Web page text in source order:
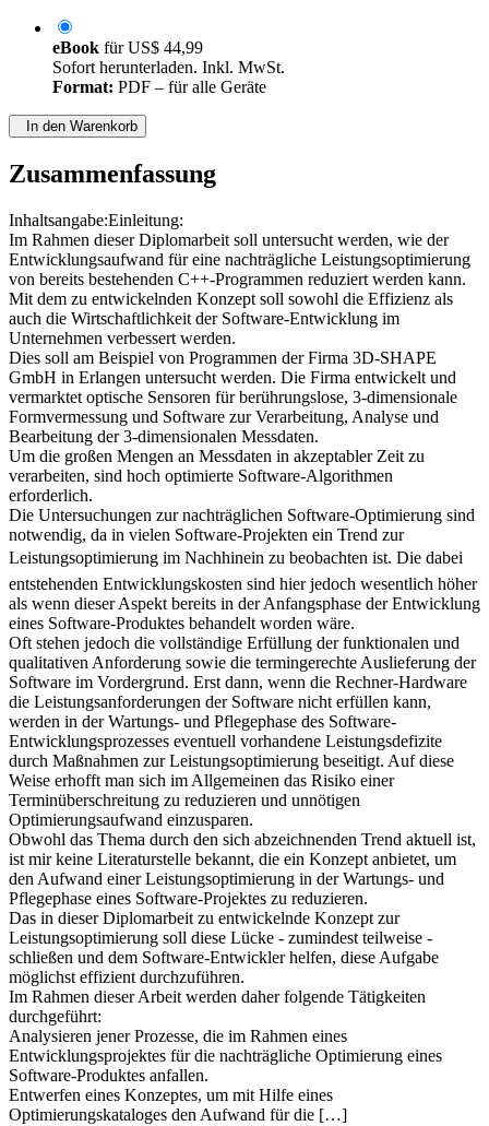
eBook fürUS$ 44,99
Sofort herunterladen. Inkl. MwSt.
Format: PDF – für alle Geräte
In den Warenkorb
Zusammenfassung
Inhaltsangabe:Einleitung:
Im Rahmen dieser Diplomarbeit soll untersucht werden, wie der
Entwicklungsaufwand für eine nachträgliche Leistungsoptimierung
von bereits bestehenden C++-Programmen reduziert werden kann.
Mit dem zu entwickelnden Konzept soll sowohl die Effizienz als
auch die Wirtschaftlichkeit der Software-Entwicklung im
Unternehmen verbessert werden.
Dies soll am Beispiel von Programmen der Firma 3D-SHAPE
GmbH in Erlangen untersucht werden. Die Firma entwickelt und
vermarktet optische Sensoren für berührungslose, 3-dimensionale
Formvermessung und Software zur Verarbeitung, Analyse und
Bearbeitung der 3-dimensionalen Messdaten.
Um die großen Mengen an Messdaten in akzeptabler Zeit zu
verarbeiten, sind hoch optimierte Software-Algorithmen
erforderlich.
Die Untersuchungen zur nachträglichen Software-Optimierung sind
notwendig, da in vielen Software-Projekten ein Trend zur
Leistungsoptimierung im Nachhinein zu beobachten ist. Die dabei
entstehenden Entwicklungskosten sind hier jedoch wesentlich höher
als wenn dieser Aspekt bereits in der Anfangsphase der Entwicklung
eines Software-Produktes behandelt worden wäre.
Oft stehen jedoch die vollständige Erfüllung der funktionalen und
qualitativen Anforderung sowie die termingerechte Auslieferung der
Software im Vordergrund. Erst dann, wenn die Rechner-Hardware
die Leistungsanforderungen der Software nicht erfüllen kann,
werden in der Wartungs- und Pflegephase des Software-
Entwicklungsprozesses eventuell vorhandene Leistungsdefizite
durch Maßnahmen zur Leistungsoptimierung beseitigt. Auf diese
Weise erhofft man sich im Allgemeinen das Risiko einer
Terminüberschreitung zu reduzieren und unnötigen
Optimierungsaufwand einzusparen.
Obwohl das Thema durch den sich abzeichnenden Trend aktuell ist,
ist mir keine Literaturstelle bekannt, die ein Konzept anbietet, um
den Aufwand einer Leistungsoptimierung in der Wartungs- und
Pflegephase eines Software-Projektes zu reduzieren.
Das in dieser Diplomarbeit zu entwickelnde Konzept zur
Leistungsoptimierung soll diese Lücke - zumindest teilweise -
schließen und dem Software-Entwickler helfen, diese Aufgabe
möglichst effizient durchzuführen.
Im Rahmen dieser Arbeit werden daher folgende Tätigkeiten
durchgeführt:
Analysieren jener Prozesse, die im Rahmen eines
Entwicklungsprojektes für die nachträgliche Optimierung eines
Software-Produktes anfallen.
Entwerfen eines Konzeptes, um mit Hilfe eines
Optimierungskataloges den Aufwand für die […]